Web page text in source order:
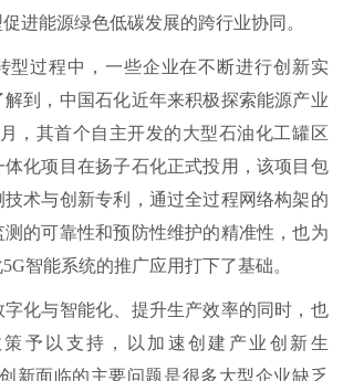
进能源绿色低碳发展的跨行业协同。
过程中，一些企业在不断进行创新实
到，中国石化近年来积极探索能源产业
，其首个自主开发的大型石油化工罐区
化项目在扬子石化正式投用，该项目包
术与创新专利，通过全过程网络构架的
的可靠性和预防性维护的精准性，也为
智能系统的推广应用打下了基础。
与智能化、提升生产效率的同时，也
予以支持，以加速创建产业创新生
新面临的主要问题是很多大型企业缺乏